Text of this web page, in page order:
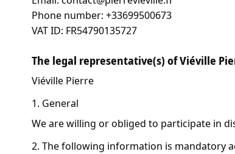
Phone number: +33699500673
VAT ID: FR54790135727
The legal representative(s) of Viéville
Viéville Pierre
1. General
We are willing or obliged to participate in
2. The following information is mandatory